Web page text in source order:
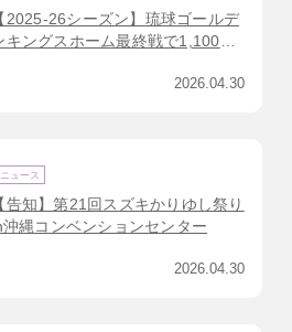
【2025-26シーズン】琉球ゴールデ
キングスホーム最終戦で1,100名
2026.04.30
ニュース
【告知】第21回スズキかりゆし祭り
沖縄コンベンションセンター
2026.04.30